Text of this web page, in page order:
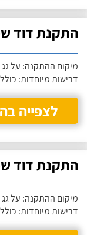
התקנת דוד שמש
מיקום ההתקנה: על
דרישות מיוחדות:
לצפייה
התקנת דוד שמש
מיקום ההתקנה: על
דרישות מיוחדות: